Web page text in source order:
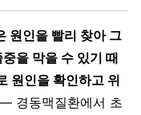
원인을 빨리 찾아 그
을 막을 수 있기 때
원인을 확인하고 위
경동맥질환에서 초